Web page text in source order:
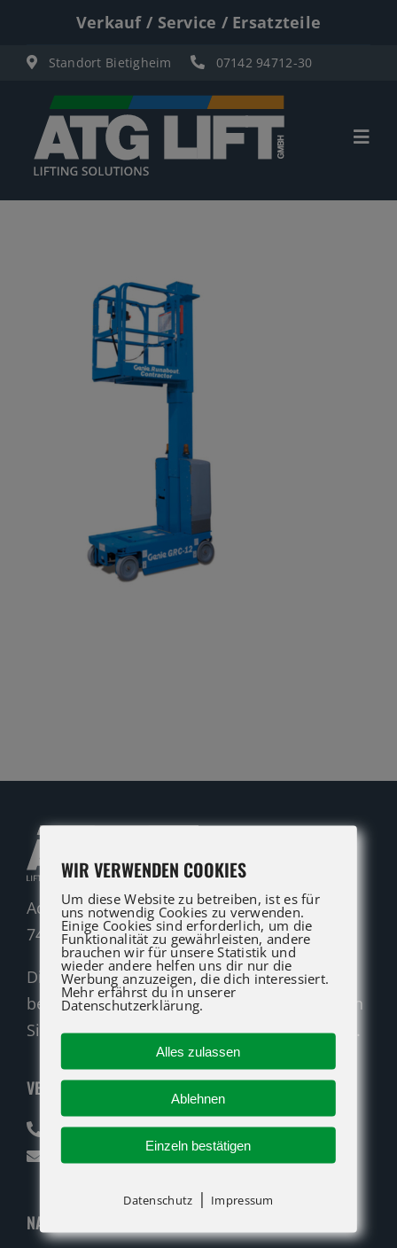
springen
Verkauf / Service / Ersatzteile
Standort Bietigheim 07142 94712-30
Materiallifte
Personenlifte
Elektro Scherenbühnen
Ersatzteil Anfrage
Adolf-Heim-Straße 14
74321 Bietigheim-Bissingen
Die ATG LIFT Profis für Verkauf und Service
beraten Sie gerne. Rufen Sie an oder nutzen
Sie unser Kontaktformular für eine Anfrage.
VERKAUF
07142 94712-30
verkauf@atglift.de
NAVIGATION
WIR VERWENDEN COOKIES
Um diese Website zu betreiben, ist es für
uns notwendig Cookies zu verwenden.
Einige Cookies sind erforderlich, um die
Funktionalität zu gewährleisten, andere
brauchen wir für unsere Statistik und
wieder andere helfen uns dir nur die
Werbung anzuzeigen, die dich interessiert.
Mehr erfährst du in unserer
Datenschutzerklärung.
Alles zulassen
Ablehnen
Einzeln bestätigen
Datenschutz | Impressum